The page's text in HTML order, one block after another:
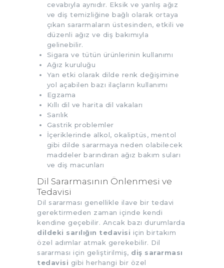
cevabıyla aynıdır. Eksik ve yanlış ağız
ve diş temizliğine bağlı olarak ortaya
çıkan sararmaların üstesinden, etkili ve
düzenli ağız ve diş bakımıyla
gelinebilir.
Sigara ve tütün ürünlerinin kullanımı
Ağız kuruluğu
Yan etki olarak dilde renk değişimine
yol açabilen bazı ilaçların kullanımı
Egzama
Kıllı dil ve harita dil vakaları
Sarılık
Gastrik problemler
İçeriklerinde alkol, okaliptüs, mentol
gibi dilde sararmaya neden olabilecek
maddeler barındıran ağız bakım suları
ve diş macunları
Dil Sararmasının Önlenmesi ve
Tedavisi
Dil sararması genellikle ilave bir tedavi
gerektirmeden zaman içinde kendi
kendine geçebilir. Ancak bazı durumlarda
dildeki sarılığın tedavisi için birtakım
özel adımlar atmak gerekebilir. Dil
sararması için geliştirilmiş, diş sararması
tedavisi gibi herhangi bir özel